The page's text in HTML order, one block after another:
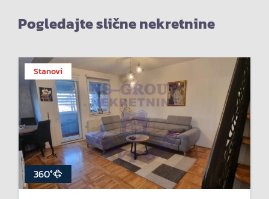
Pogledajte slične nekretnine
Stanovi
360°